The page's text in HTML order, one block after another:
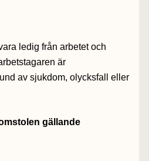
ledig från arbetet och
är
av sjukdom, olycksfall eller
gällande